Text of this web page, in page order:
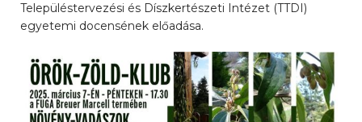
Településtervezési és Díszkertészeti Intézet (TTDI)
egyetemi docensének előadása.